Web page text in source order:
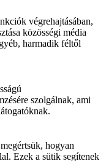
végrehajtásában,
közösségi média
harmadik féltől
szolgálnak, ami
hogyan
Ezek a sütik segítenek